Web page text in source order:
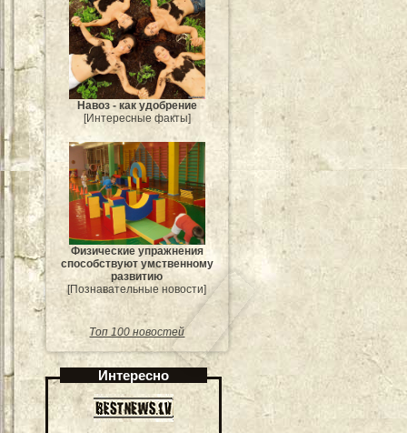
Навоз - как удобрение
[Интересные факты]
Физические упражнения
способствуют умственному
развитию
[Познавательные новости]
Топ 100 новостей
Интересно